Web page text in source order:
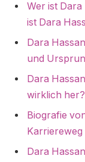
Wer ist
ist Dara
Dara
und
Dara
wirklich her?
Biografie
Karriereweg
Dara